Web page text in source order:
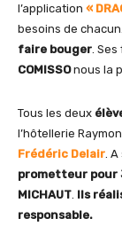
l’application «
besoins de chacun.
faire bouger.
COMISSOnous la
Tous les deux
l’hôtellerie
Frédéric Delair. A
prometteur pour
MICHAUT. Ils
responsable.